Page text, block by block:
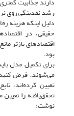
رشد نقدینگی روی
دلیل اینکه هزینه
حقیقی، در
اقتصادهای بازتر
بود.
تعیین کرده‌اند،
نوشت: